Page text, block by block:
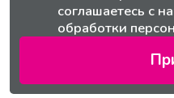
соглашаетесь с
обработки